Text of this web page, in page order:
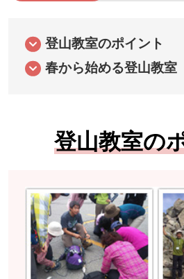
登山教室のポイント
春から始める登山教室
登山教室の